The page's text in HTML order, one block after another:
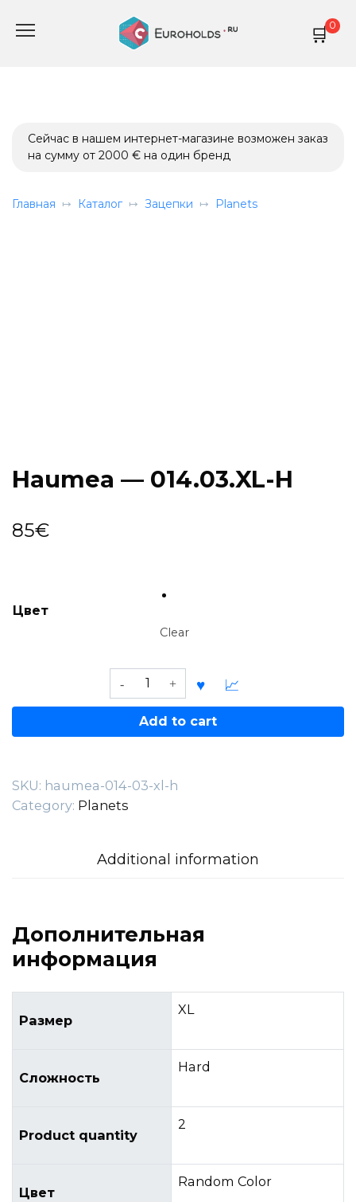
0
Сейчас в нашем интернет-магазине возможен заказ
на сумму от 2000 € на один бренд
Главная Каталог Зацепки Planets
Haumea — 014.03.XL-H
85€
Цвет
Clear
Haumea
—
014.03.XL-
H
Add to cart
SKU: haumea-014-03-xl-h
Category: Planets
Additional information
Дополнительная
информация
Размер
XL
Сложность
Hard
Product quantity
2
Цвет
Random Color